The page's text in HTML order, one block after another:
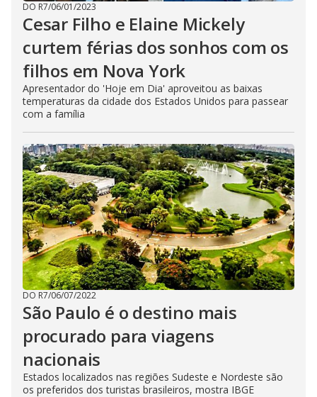
DO R7/06/01/2023
Cesar Filho e Elaine Mickely
curtem férias dos sonhos com os
filhos em Nova York
Apresentador do 'Hoje em Dia' aproveitou as baixas
temperaturas da cidade dos Estados Unidos para passear
com a família
DO R7/06/07/2022
São Paulo é o destino mais
procurado para viagens
nacionais
Estados localizados nas regiões Sudeste e Nordeste são
os preferidos dos turistas brasileiros, mostra IBGE